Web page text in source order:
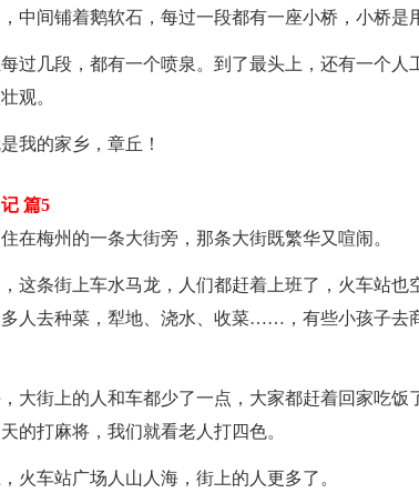
中间铺着鹅软石，每过一段都有一座小桥，小桥是
过几段，都有一个喷泉。到了最头上，还有一个
观。
我的家乡，章丘！
篇5
在梅州的一条大街旁，那条大街既繁华又喧闹。
这条街上车水马龙，人们都赶着上班了，火车站
人去种菜，犁地、浇水、收菜……，有些小孩子去
大街上的人和车都少了一点，大家都赶着回家吃
的打麻将，我们就看老人打四色。
火车站广场人山人海，街上的人更多了。